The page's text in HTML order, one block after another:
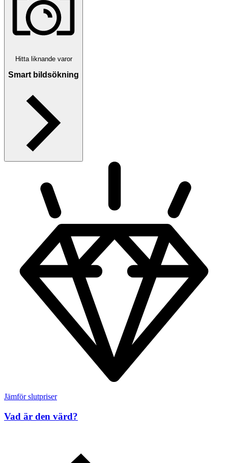
Hitta liknande varor
Smart bildsökning
Jämför slutpriser
Vad är den värd?